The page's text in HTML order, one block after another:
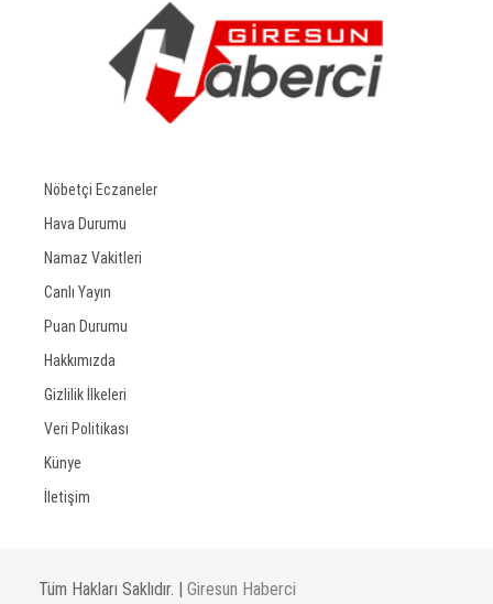
Nöbetçi Eczaneler
Hava Durumu
Namaz Vakitleri
Canlı Yayın
Puan Durumu
Hakkımızda
Gizlilik İlkeleri
Veri Politikası
Künye
İletişim
Tüm Hakları Saklıdır. | Giresun Haberci